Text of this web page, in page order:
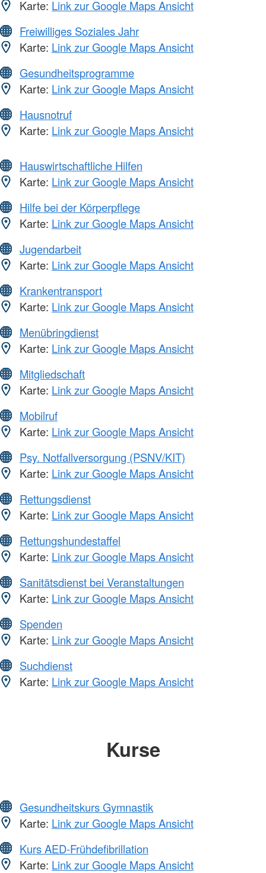
Karte: Link zur Google Maps Ansicht
Freiwilliges Soziales Jahr
Karte: Link zur Google Maps Ansicht
Gesundheitsprogramme
Karte: Link zur Google Maps Ansicht
Hausnotruf
Karte: Link zur Google Maps Ansicht
Hauswirtschaftliche Hilfen
Karte: Link zur Google Maps Ansicht
Hilfe bei der Körperpflege
Karte: Link zur Google Maps Ansicht
Jugendarbeit
Karte: Link zur Google Maps Ansicht
Krankentransport
Karte: Link zur Google Maps Ansicht
Menübringdienst
Karte: Link zur Google Maps Ansicht
Mitgliedschaft
Karte: Link zur Google Maps Ansicht
Mobilruf
Karte: Link zur Google Maps Ansicht
Psy. Notfallversorgung (PSNV/KIT)
Karte: Link zur Google Maps Ansicht
Rettungsdienst
Karte: Link zur Google Maps Ansicht
Rettungshundestaffel
Karte: Link zur Google Maps Ansicht
Sanitätsdienst bei Veranstaltungen
Karte: Link zur Google Maps Ansicht
Spenden
Karte: Link zur Google Maps Ansicht
Suchdienst
Karte: Link zur Google Maps Ansicht
Kurse
Gesundheitskurs Gymnastik
Karte: Link zur Google Maps Ansicht
Kurs AED-Frühdefibrillation
Karte: Link zur Google Maps Ansicht